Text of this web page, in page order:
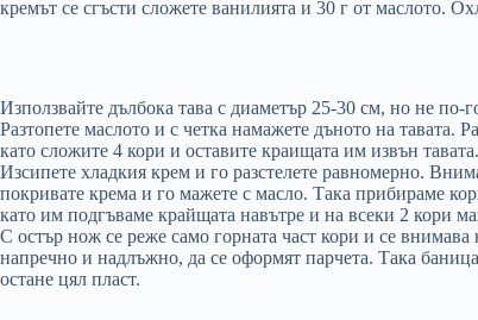
кремът се сгъсти сложете ванилията и 30 г от маслото.
Използвайте дълбока тава с диаметър 25-30 см, но не по-
Разтопете маслото и с четка намажете дъното на тавата.
като сложите 4 кори и оставите краищата им извън
Изсипете хладкия крем и го разстелете равномерно.
покривате крема и го мажете с масло. Така прибираме
като им подгъваме крайщата навътре и на всеки 2 кори
С остър нож се реже само горната част кори и се внимава
напречно и надлъжно, да се оформят парчета. Така
остане цял пласт.